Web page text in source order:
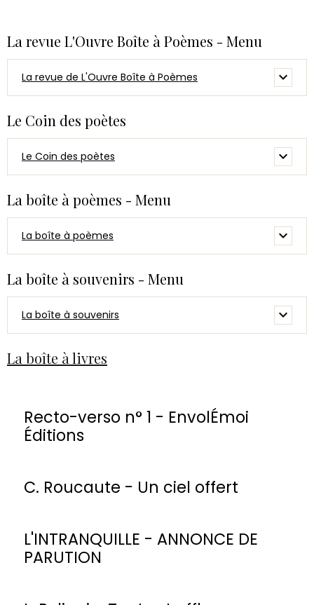
La revue L'Ouvre Boîte à Poèmes - Menu
La revue de L'Ouvre Boîte à Poèmes
Le Coin des poètes
Le Coin des poètes
La boîte à poèmes - Menu
La boîte à poèmes
La boîte à souvenirs - Menu
La boîte à souvenirs
La boîte à livres
Recto-verso n° 1 - EnvolÉmoi
Éditions
C. Roucaute - Un ciel offert
L'INTRANQUILLE - ANNONCE DE
PARUTION